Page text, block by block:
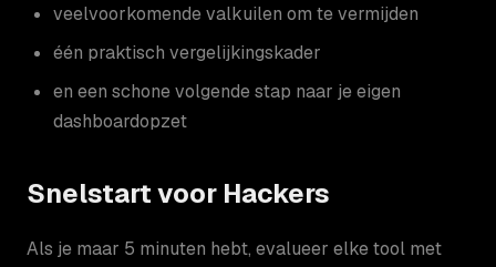
veelvoorkomende valkuilen om te vermijden
één praktisch vergelijkingskader
en een schone volgende stap naar je eigen
dashboardopzet
Snelstart voor Hackers
Als je maar 5 minuten hebt, evalueer elke tool met